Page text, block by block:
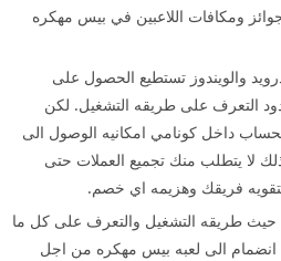
ومكافات اللاعبين في بيس مهكره
للاندرويد والويندوز تستطيع الحصول على
التعرف على طريقه التشغيل. لكن
داخل كونامي امكانيه الوصول الى
لا يتطلب منك تجميع العملات حتى
فريقك وهزيمه اي خصم.
حيث طريقه التشغيل والتعرف على كل ما
الى لعبه بيس مهكره من اجل